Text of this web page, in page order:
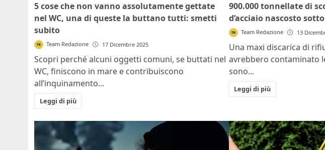
5 cose che non vanno assolutamente gettate
nel WC, una di queste la buttano tutti: smetti
subito
Team Redazione 17 Dicembre 2025
Scopri perché alcuni oggetti comuni, se buttati nel
WC, finiscono in mare e contribuiscono
all’inquinamento...
Leggi di più
900.000 tonnellate di
d’acciaio nascosto
Team Redazione 13
Una maxi discarica di
avrebbero contaminato
sono...
Leggi di più